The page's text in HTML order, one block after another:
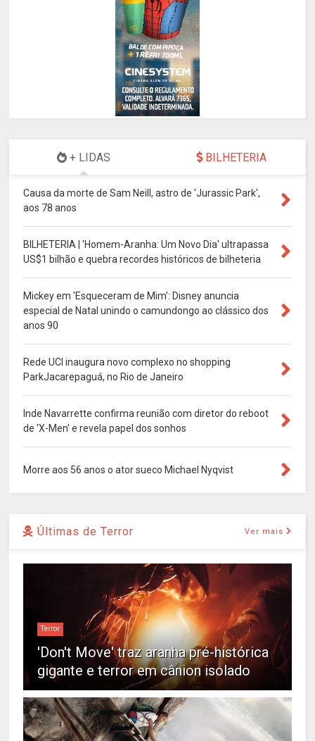
+ LIDAS BILHETERIA
Causa da morte de Sam Neill, astro de 'Jurassic Park',
aos 78 anos
BILHETERIA | 'Homem-Aranha: Um Novo Dia' ultrapassa
US$1 bilhão e quebra recordes históricos de bilheteria
Mickey em 'Esqueceram de Mim': Disney anuncia
especial de Natal unindo o camundongo ao clássico dos
anos 90
Rede UCI inaugura novo complexo no shopping
ParkJacarepaguá, no Rio de Janeiro
Inde Navarrette confirma reunião com diretor do reboot
de 'X-Men' e revela papel dos sonhos
Morre aos 56 anos o ator sueco Michael Nyqvist
Últimas de Terror Ver mais
Terror
'Don't Move' traz aranha pré-histórica
gigante e terror em cânion isolado